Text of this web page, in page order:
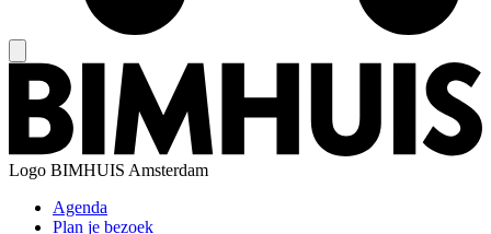
Logo BIMHUIS Amsterdam
Agenda
Plan je bezoek